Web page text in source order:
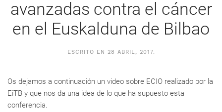
avanzadas contra el cáncer
en el Euskalduna de Bilbao
ESCRITO EN 28 ABRIL, 2017.
Os dejamos a continuación un video sobre ECIO realizado por la
EiTB y que nos da una idea de lo que ha supuesto esta
conferencia.